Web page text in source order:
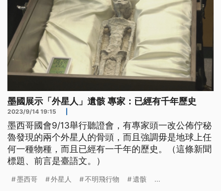
墨國展示「外星人」遺骸 專家：已經有千年歷史
2023/9/14 19:15
墨西哥國會9/13舉行聽證會，有專家頭一改公佈佇秘
魯發現的兩个外星人的骨頭，而且強調毋是地球上任
何一種物種，而且已經有一千年的歷史。（這條新聞
標題、前言是臺語文。）
墨西哥 外星人 不明飛行物 遺骸 ...